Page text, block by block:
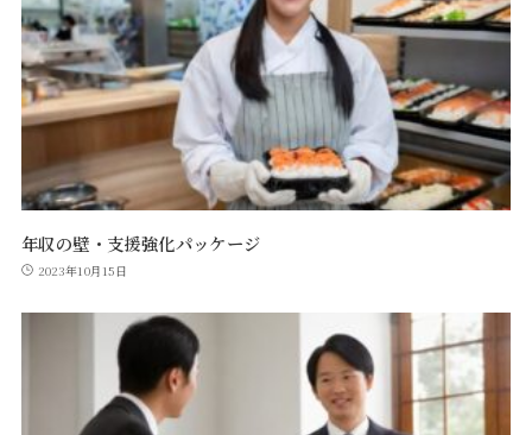
年収の壁・支援強化パッケージ
2023年10月15日